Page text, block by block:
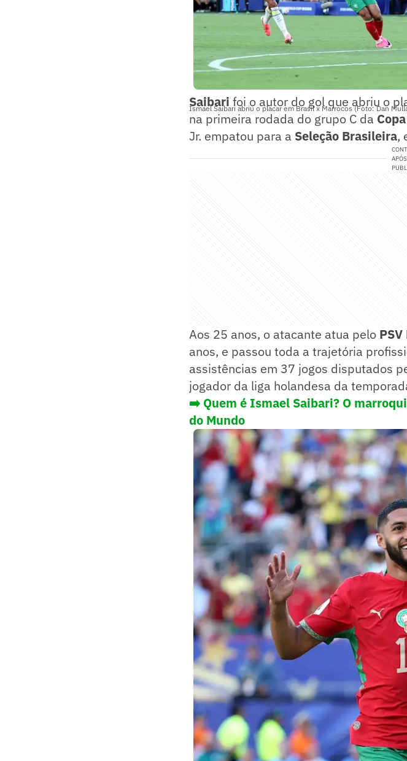
Ismael Saibari abriu o placar em Brasil x Marrocos (Foto: Dan
Saibari foi o autor do gol que abriu o
na primeira rodada do grupo C da
Jr. empatou para a Seleção Brasileira,
Aos 25 anos, o atacante atua pelo
anos, e passou toda a trajetória
assistências em 37 jogos disputados
jogador da liga holandesa da
➡️ Quem é Ismael Saibari? O
do Mundo